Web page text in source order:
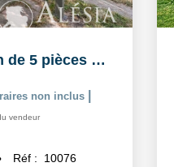
SAINT MEMMIE: maison de 5 pièces sur 574m² de parcelle de...
non inclus
vendeur
Réf : 10076